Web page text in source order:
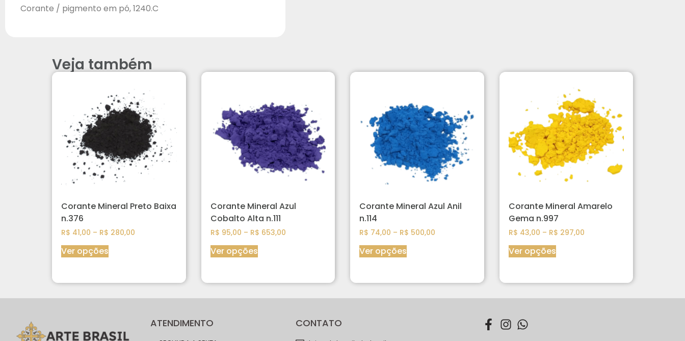
Corante / pigmento em pó, 1240.C
Veja também
Corante Mineral Preto Baixa
n.376
R$ 41,00 – R$ 280,00
Ver opções
Corante Mineral Azul
Cobalto Alta n.111
R$ 95,00 – R$ 653,00
Ver opções
Corante Mineral Azul Anil
n.114
R$ 74,00 – R$ 500,00
Ver opções
Corante Mineral Amarelo
Gema n.997
R$ 43,00 – R$ 297,00
Ver opções
ATENDIMENTO CONTATO